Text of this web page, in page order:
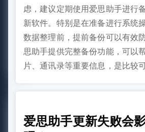
虑，建议定期使用爱思助手进行
新软件。特别是在准备进行系统
数据整理前，提前备份可以有效
思助手提供完整备份功能，可以
片、通讯录等重要信息，是比较
爱思助手更新失败会